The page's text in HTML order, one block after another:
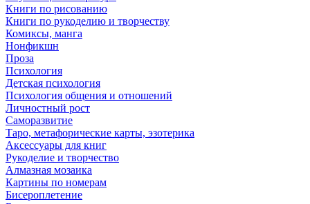
Книги по рисованию
Книги по рукоделию и творчеству
Комиксы, манга
Нонфикшн
Проза
Психология
Детская психология
Психология общения и отношений
Личностный рост
Саморазвитие
Таро, метафорические карты, эзотерика
Аксессуары для книг
Рукоделие и творчество
Алмазная мозаика
Картины по номерам
Бисероплетение